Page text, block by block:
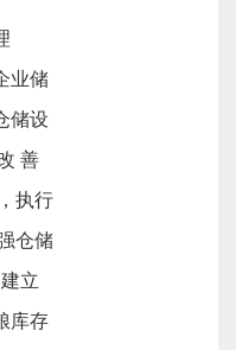
业储
储设
善
执行
仓储
立
库存